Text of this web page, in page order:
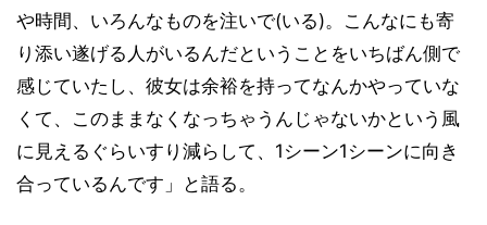
や時間、いろんなものを注いで(いる)。こんなにも寄
り添い遂げる人がいるんだということをいちばん側で
感じていたし、彼女は余裕を持ってなんかやっていな
くて、このままなくなっちゃうんじゃないかという風
に見えるぐらいすり減らして、1シーン1シーンに向き
合っているんです」と語る。